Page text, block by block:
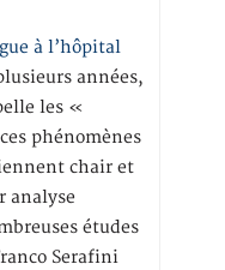
à l’hôpital
années,
les «
phénomènes
chair et
analyse
études
Serafini